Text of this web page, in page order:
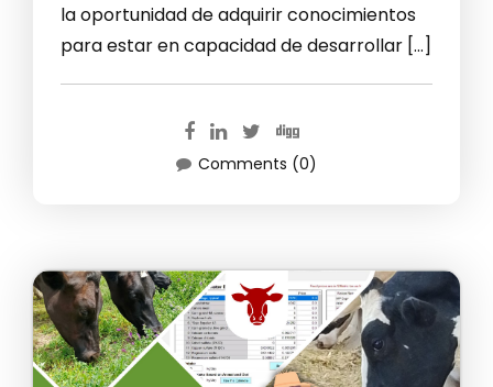
la oportunidad de adquirir conocimientos
para estar en capacidad de desarrollar […]
Comments (0)